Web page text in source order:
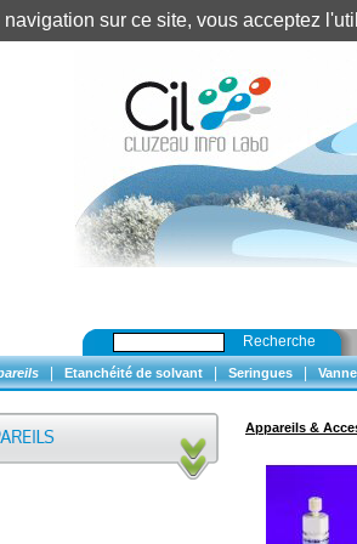
Recherche
Etanchéité de solvant Seringues
Appareils &
navigation sur ce site, vous acceptez